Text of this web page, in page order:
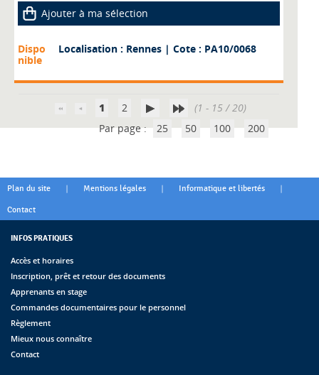
Ajouter à ma sélection
Dispo
nible
Localisation : Rennes | Cote : PA10/0068
1 2
(1 - 15 / 20)
Par page : 25 50 100 200
Plan du site | Mentions légales | Informatique et libertés |
Contact
INFOS PRATIQUES
Accès et horaires
Inscription, prêt et retour des documents
Apprenants en stage
Commandes documentaires pour le personnel
Règlement
Mieux nous connaître
Contact